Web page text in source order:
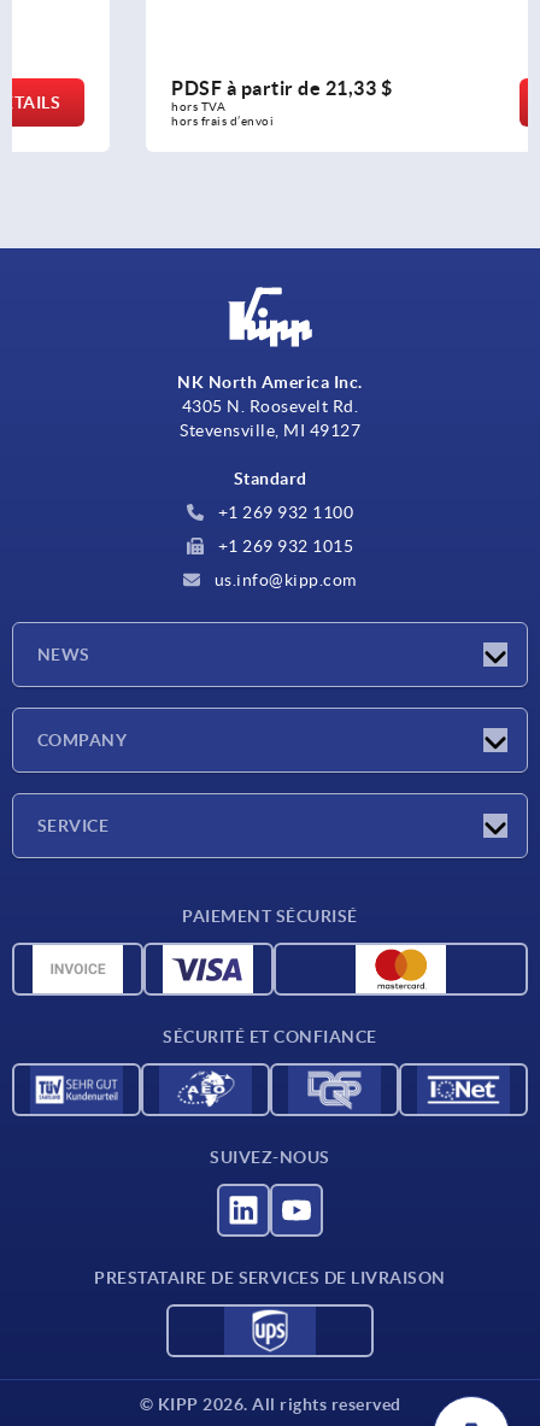
PDSF à partir de21,33 $
hors TVA
hors frais d’envoi
NK North America Inc.
4305 N. Roosevelt Rd.
Stevensville, MI 49127
Standard
+1 269 932 1100
+1 269 932 1015
us.info@kipp.com
NEWS
COMPANY
SERVICE
Matériaux
PAIEMENT SÉCURISÉ
SÉCURITÉ ET CONFIANCE
SUIVEZ-NOUS
PRESTATAIRE DE SERVICES DE LIVRAISON
© KIPP 2026. All rights reserved